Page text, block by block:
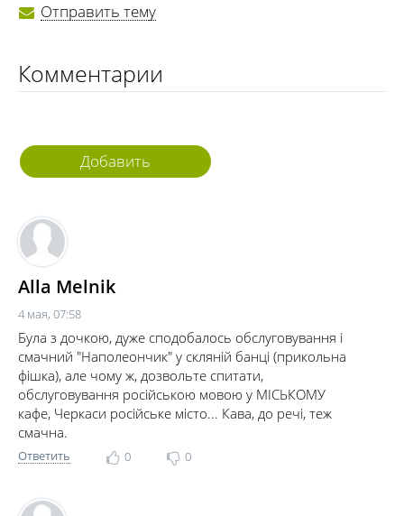
Отправить тему
Комментарии
Добавить
Alla Melnik
4 мая, 07:58
Була з дочкою, дуже сподобалось обслуговування і
смачний "Наполеончик" у скляній банці (прикольна
фішка), але чому ж, дозвольте спитати,
обслуговування російською мовою у МІСЬКОМУ
кафе, Черкаси російське місто... Кава, до речі, теж
смачна.
Ответить 0 0